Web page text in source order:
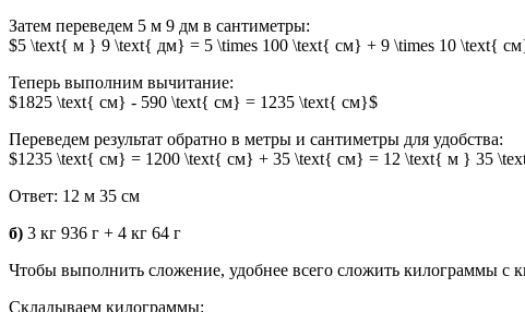
Затем переведем 5 м 9 дм в сантиметры:
$5 \text{ м } 9 \text{ дм} = 5 \times 100 \text{ см} + 9 \times 10 \text{
Теперь выполним вычитание:
$1825 \text{ см} - 590 \text{ см} = 1235 \text{ см}$
Переведем результат обратно в метры и сантиметры для удобства:
$1235 \text{ см} = 1200 \text{ см} + 35 \text{ см} = 12 \text{ м } 35
Ответ: 12 м 35 см
б) 3 кг 936 г + 4 кг 64 г
Чтобы выполнить сложение, удобнее всего сложить килограммы с
Складываем килограммы: